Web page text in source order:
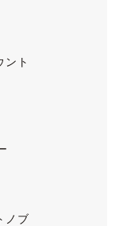
ント
ノブ